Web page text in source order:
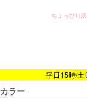
ちょっぴり
平日15時/土
カラー